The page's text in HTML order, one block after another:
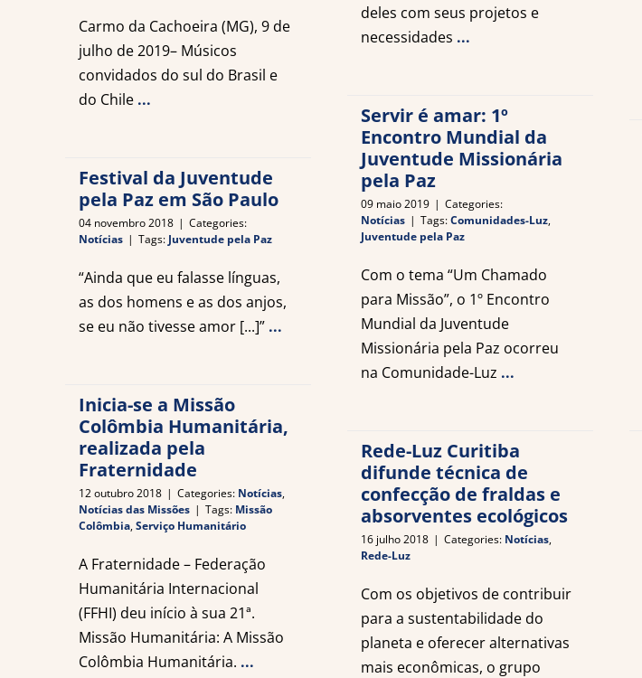
Carmo da Cachoeira (MG), 9 de
julho de 2019– Músicos
convidados do sul do Brasil e
do Chile ...
deles com seus projetos e
necessidades ...
Servir é amar: 1º
Encontro Mundial da
Juventude Missionária
pela Paz
09 maio 2019 | Categories:
Notícias | Tags:Comunidades-Luz,
Juventude pela Paz
Com o tema “Um Chamado
para Missão”, o 1º Encontro
Mundial da Juventude
Missionária pela Paz ocorreu
na Comunidade-Luz ...
Festival da Juventude
pela Paz em São Paulo
04 novembro 2018 | Categories:
Notícias | Tags: Juventude pela Paz
“Ainda que eu falasse línguas,
as dos homens e as dos anjos,
se eu não tivesse amor [...]” ...
Inicia-se a Missão
Colômbia Humanitária,
realizada pela
Fraternidade
12 outubro 2018 | Categories: Notícias,
Notícias das Missões | Tags: Missão
Colômbia,Serviço Humanitário
A Fraternidade – Federação
Humanitária Internacional
(FFHI) deu início à sua 21ª.
Missão Humanitária: A Missão
Colômbia Humanitária. ...
Rede-Luz Curitiba
difunde técnica de
confecção de fraldas e
absorventes ecológicos
16 julho 2018 | Categories: Notícias,
Rede-Luz
Com os objetivos de contribuir
para a sustentabilidade do
planeta e oferecer alternativas
mais econômicas, o grupo